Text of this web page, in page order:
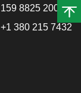
159 8825 2009
+1 380 215 7432